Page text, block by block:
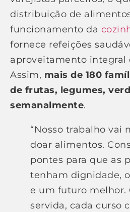
distribuição de
funcionamento da
fornece refeições
aproveitamento integral
Assim, mais de 180
de frutas, legumes,
semanalmente.
“Nosso trabalho vai
doar alimentos.
pontes para que as
tenham dignidade,
e um futuro melhor.
servida, cada curso